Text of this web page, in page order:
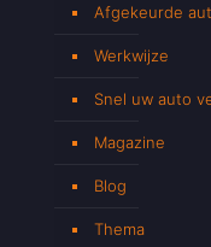
Afgekeurde
Werkwijze
Snel uw auto
Magazine
Blog
Thema